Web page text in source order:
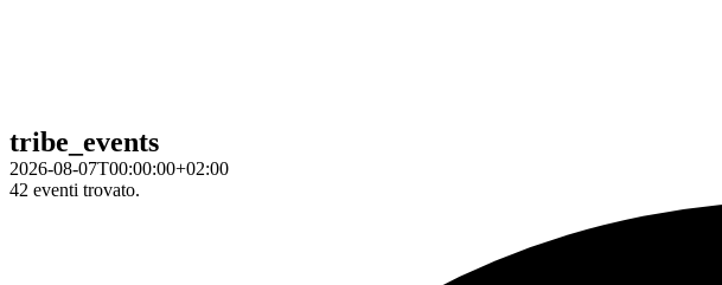
tribe_events
2026-08-07T00:00:00+02:00
42 eventi trovato.